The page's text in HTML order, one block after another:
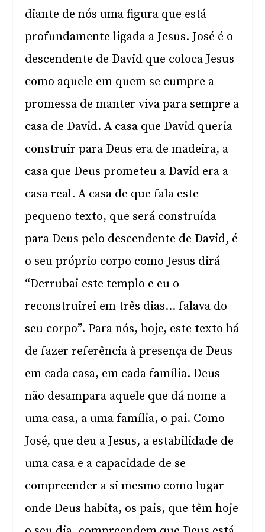
diante de nós uma figura que está
profundamente ligada a Jesus. José é o
descendente de David que coloca Jesus
como aquele em quem se cumpre a
promessa de manter viva para sempre a
casa de David. A casa que David queria
construir para Deus era de madeira, a
casa que Deus prometeu a David era a
casa real. A casa de que fala este
pequeno texto, que será construída
para Deus pelo descendente de David, é
o seu próprio corpo como Jesus dirá
“Derrubai este templo e eu o
reconstruirei em três dias… falava do
seu corpo”. Para nós, hoje, este texto há
de fazer referência à presença de Deus
em cada casa, em cada família. Deus
não desampara aquele que dá nome a
uma casa, a uma família, o pai. Como
José, que deu a Jesus, a estabilidade de
uma casa e a capacidade de se
compreender a si mesmo como lugar
onde Deus habita, os pais, que têm hoje